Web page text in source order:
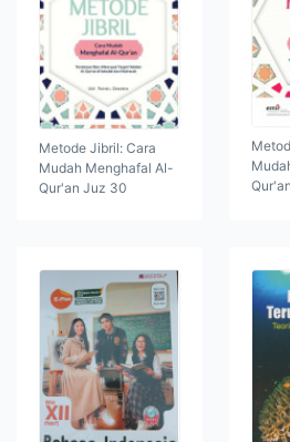
Metode Jibril: Cara
Mudah Menghafal Al-
Qur'an Juz 30